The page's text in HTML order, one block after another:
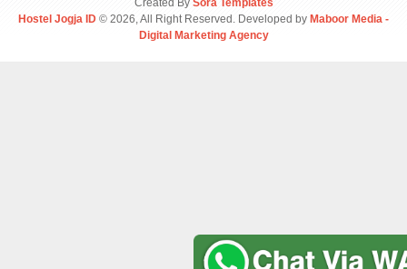
Created By Sora Templates
Hostel Jogja ID © 2026, All Right Reserved. Developed by Maboor Media -
Digital Marketing Agency